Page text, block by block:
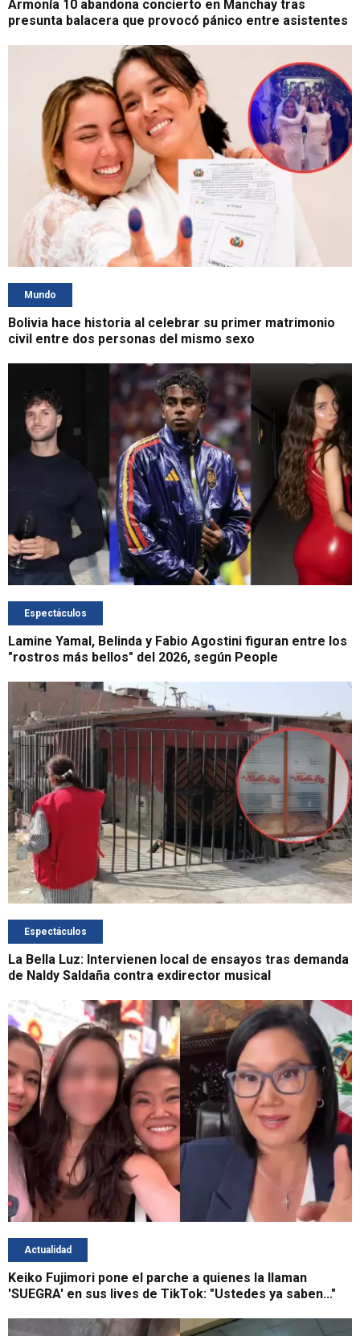
Armonía 10 abandona concierto en Manchay tras
presunta balacera que provocó pánico entre asistentes
Mundo
Bolivia hace historia al celebrar su primer matrimonio
civil entre dos personas del mismo sexo
Espectáculos
Lamine Yamal, Belinda y Fabio Agostini figuran entre los
"rostros más bellos" del 2026, según People
Espectáculos
La Bella Luz: Intervienen local de ensayos tras demanda
de Naldy Saldaña contra exdirector musical
Actualidad
Keiko Fujimori pone el parche a quienes la llaman
'SUEGRA' en sus lives de TikTok: "Ustedes ya saben..."